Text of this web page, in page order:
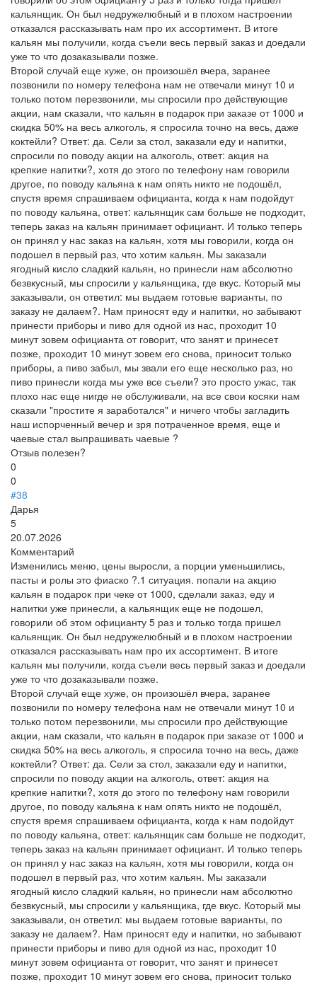
кальянщик. Он был недружелюбный и в плохом настроении
отказался рассказывать нам про их ассортимент. В итоге
кальян мы получили, когда съели весь первый заказ и доедали
уже то что дозаказывали позже.
Второй случай еще хуже, он произошёл вчера, заранее
позвонили по номеру телефона нам не отвечали минут 10 и
только потом перезвонили, мы спросили про действующие
акции, нам сказали, что кальян в подарок при заказе от 1000 и
скидка 50% на весь алкоголь, я спросила точно на весь, даже
коктейли? Ответ: да. Сели за стол, заказали еду и напитки,
спросили по поводу акции на алкоголь, ответ: акция на
крепкие напитки?, хотя до этого по телефону нам говорили
другое, по поводу кальяна к нам опять никто не подошёл,
спустя время спрашиваем официанта, когда к нам подойдут
по поводу кальяна, ответ: кальянщик сам больше не подходит,
теперь заказ на кальян принимает официант. И только теперь
он принял у нас заказ на кальян, хотя мы говорили, когда он
подошел в первый раз, что хотим кальян. Мы заказали
ягодный кисло сладкий кальян, но принесли нам абсолютно
безвкусный, мы спросили у кальянщика, где вкус. Который мы
заказывали, он ответил: мы выдаем готовые варианты, по
заказу не далаем?. Нам приносят еду и напитки, но забывают
принести приборы и пиво для одной из нас, проходит 10
минут зовем официанта от говорит, что занят и принесет
позже, проходит 10 минут зовем его снова, приносит только
приборы, а пиво забыл, мы звали его еще несколько раз, но
пиво принесли когда мы уже все съели? это просто ужас, так
плохо нас еще нигде не обслуживали, на все свои косяки нам
сказали "простите я заработался" и ничего чтобы загладить
наш испорченный вечер и зря потраченное время, еще и
чаевые стал выпрашивать чаевые ?
Отзыв полезен?
0
0
#38
Дарья
5
20.07.2026
Комментарий
Изменились меню, цены выросли, а порции уменьшились,
пасты и ролы это фиаско ?.1 ситуация. попали на акцию
кальян в подарок при чеке от 1000, сделали заказ, еду и
напитки уже принесли, а кальянщик еще не подошел,
говорили об этом официанту 5 раз и только тогда пришел
кальянщик. Он был недружелюбный и в плохом настроении
отказался рассказывать нам про их ассортимент. В итоге
кальян мы получили, когда съели весь первый заказ и доедали
уже то что дозаказывали позже.
Второй случай еще хуже, он произошёл вчера, заранее
позвонили по номеру телефона нам не отвечали минут 10 и
только потом перезвонили, мы спросили про действующие
акции, нам сказали, что кальян в подарок при заказе от 1000 и
скидка 50% на весь алкоголь, я спросила точно на весь, даже
коктейли? Ответ: да. Сели за стол, заказали еду и напитки,
спросили по поводу акции на алкоголь, ответ: акция на
крепкие напитки?, хотя до этого по телефону нам говорили
другое, по поводу кальяна к нам опять никто не подошёл,
спустя время спрашиваем официанта, когда к нам подойдут
по поводу кальяна, ответ: кальянщик сам больше не подходит,
теперь заказ на кальян принимает официант. И только теперь
он принял у нас заказ на кальян, хотя мы говорили, когда он
подошел в первый раз, что хотим кальян. Мы заказали
ягодный кисло сладкий кальян, но принесли нам абсолютно
безвкусный, мы спросили у кальянщика, где вкус. Который мы
заказывали, он ответил: мы выдаем готовые варианты, по
заказу не далаем?. Нам приносят еду и напитки, но забывают
принести приборы и пиво для одной из нас, проходит 10
минут зовем официанта от говорит, что занят и принесет
позже, проходит 10 минут зовем его снова, приносит только